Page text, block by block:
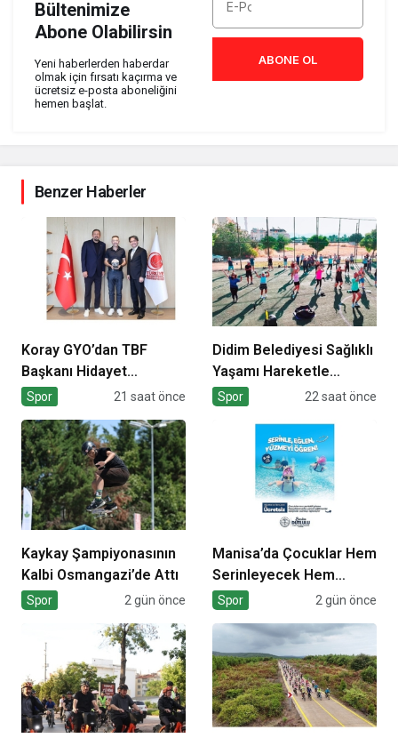
Bültenimize
Abone Olabilirsin
Yeni haberlerden haberdar
olmak için fırsatı kaçırma ve
ücretsiz e-posta aboneliğini
hemen başlat.
ABONE OL
Benzer Haberler
Koray GYO’dan TBF
Başkanı Hidayet
Türkoğlu’na ziyaret
Spor 21 saat önce
Didim Belediyesi Sağlıklı
Yaşamı Hareketle
Destekliyor
Spor 22 saat önce
Kaykay Şampiyonasının
Kalbi Osmangazi’de Attı
Spor 2 gün önce
Manisa’da Çocuklar Hem
Serinleyecek Hem
Yüzme Öğrenecek
Spor 2 gün önce